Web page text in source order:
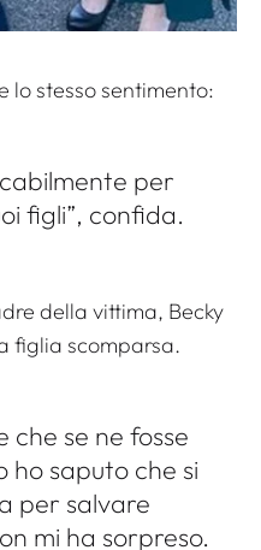
lo stesso sentimento:
per
figli”, confida.
della vittima, Becky
figlia scomparsa.
che se ne fosse
saputo che si
per salvare
mi ha sorpreso.